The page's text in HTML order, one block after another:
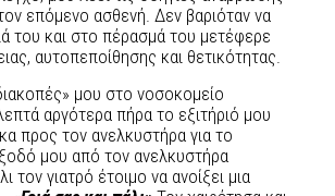
επόμενο ασθενή. Δεν βαριόταν να
του και στο πέρασμά του μετέφερε
αυτοπεποίθησης και θετικότητας.
μου στο νοσοκομείο
αργότερα πήρα το εξιτήριό μου
προς τον ανελκυστήρα για το
μου από τον ανελκυστήρα
τον γιατρό έτοιμο να ανοίξει μια